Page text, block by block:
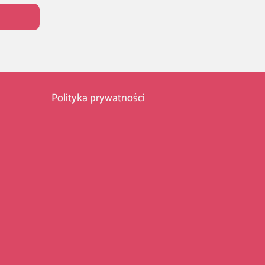
Polityka prywatności